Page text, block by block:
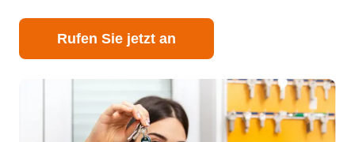
Rufen Sie jetzt an